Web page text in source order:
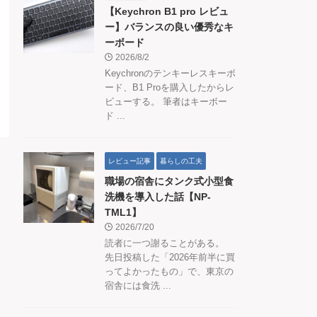
【Keychron B1 pro レビュ
ー】バランスの良い優秀なキ
ーボード
2026/8/2
Keychronのテンキーレスキーボ
ード、B1 Proを購入したからレ
ビューする。 筆者はキーボー
ド ...
レビュー記事 暮らしの工夫
職場の宿舎にタンク式小型食
洗機を導入した話【NP-
TML1】
2026/7/20
読者に一つ謝ることがある。
先日投稿した「2026年前半に買
ってよかったもの」で、東京の
宿舎には食洗 ...